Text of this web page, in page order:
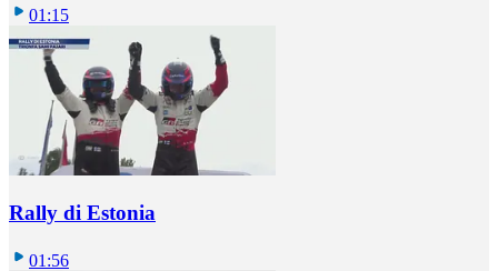
01:15
Rally di Estonia
01:56